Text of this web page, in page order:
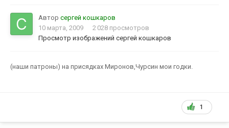
Автор сергей кошкаров
10 марта, 2009
2 028 просмотров
Просмотр изображений сергей кошкаров
(наши патроны) на присядках Миронов,Чурсин мои годки.
1